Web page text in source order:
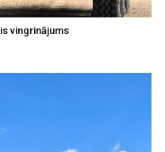
vingrinājums